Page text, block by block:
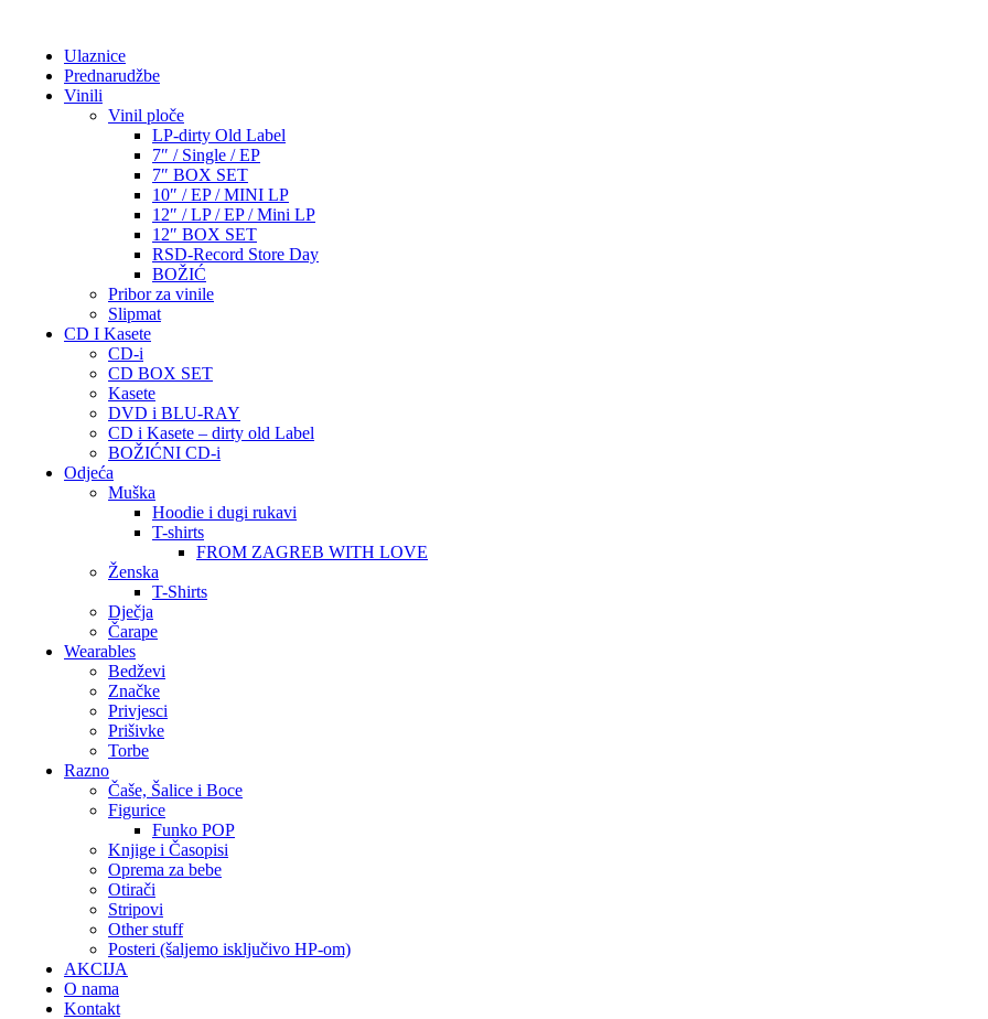
Ulaznice
Prednarudžbe
Vinili
Vinil ploče
LP-dirty Old Label
7″ / Single / EP
7″ BOX SET
10″ / EP / MINI LP
12″ / LP / EP / Mini LP
12″ BOX SET
RSD-Record Store Day
BOŽIĆ
Pribor za vinile
Slipmat
CD I Kasete
CD-i
CD BOX SET
Kasete
DVD i BLU-RAY
CD i Kasete – dirty old Label
BOŽIĆNI CD-i
Odjeća
Muška
Hoodie i dugi rukavi
T-shirts
FROM ZAGREB WITH LOVE
Ženska
T-Shirts
Dječja
Čarape
Wearables
Bedževi
Značke
Privjesci
Prišivke
Torbe
Razno
Čaše, Šalice i Boce
Figurice
Funko POP
Knjige i Časopisi
Oprema za bebe
Otirači
Stripovi
Other stuff
Posteri (šaljemo isključivo HP-om)
AKCIJA
O nama
Kontakt